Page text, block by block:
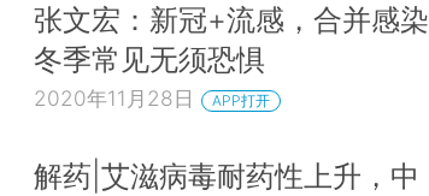
张文宏：新冠+流感，合并感染
冬季常见无须恐惧
2020年11月28日 APP打开
解药|艾滋病毒耐药性上升，中